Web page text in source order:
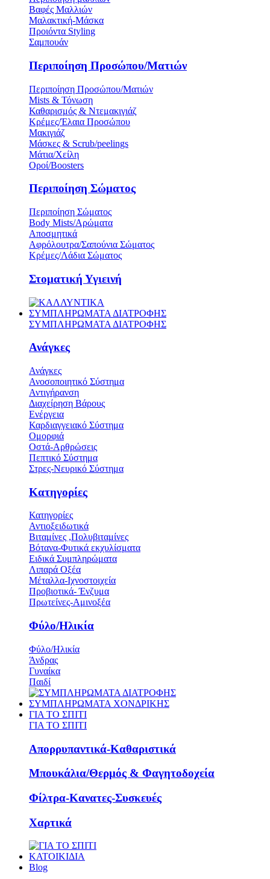
Βαφές Μαλλιών
Μαλακτική-Μάσκα
Προιόντα Styling
Σαμπουάν
Περιποίηση Προσώπου/Ματιών
Περιποίηση Προσώπου/Ματιών
Mists & Τόνωση
Καθαρισμός & Ντεμακιγιάζ
Κρέμες/Έλαια Προσώπου
Μακιγιάζ
Μάσκες & Scrub/peelings
Μάτια/Χείλη
Οροί/Boosters
Περιποίηση Σώματος
Περιποίηση Σώματος
Body Mists/Αρώματα
Αποσμητικά
Αφρόλουτρα/Σαπούνια Σώματος
Κρέμες/Λάδια Σώματος
Στοματική Υγιεινή
ΣΥΜΠΛΗΡΩΜΑΤΑ ΔΙΑΤΡΟΦΗΣ
ΣΥΜΠΛΗΡΩΜΑΤΑ ΔΙΑΤΡΟΦΗΣ
Ανάγκες
Ανάγκες
Ανοσοποιητικό Σύστημα
Αντιγήρανση
Διαχείρηση Βάρους
Ενέργεια
Καρδιαγγειακό Σύστημα
Ομορφιά
Οστά-Αρθρώσεις
Πεπτικό Σύστημα
Στρες-Νευρικό Σύστημα
Κατηγορίες
Κατηγορίες
Αντιοξειδωτικά
Βιταμίνες ,Πολυβιταμίνες
Βότανα-Φυτικά εκχυλίσματα
Ειδικά Συμπληρώματα
Λιπαρά Οξέα
Μέταλλα-Ιχνοστοιχεία
Προβιοτικά- Ένζυμα
Πρωτείνες-Αμινοξέα
Φύλο/Ηλικία
Φύλο/Ηλικία
Άνδρας
Γυναίκα
Παιδί
ΣΥΜΠΛΗΡΩΜΑΤΑ ΧΟΝΔΡΙΚΗΣ
ΓΙΑ ΤΟ ΣΠΙΤΙ
ΓΙΑ ΤΟ ΣΠΙΤΙ
Απορρυπαντικά-Καθαριστικά
Μπουκάλια/Θερμός & Φαγητοδοχεία
Φίλτρα-Κανατες-Συσκευές
Χαρτικά
ΚΑΤΟΙΚΙΔΙΑ
Blog